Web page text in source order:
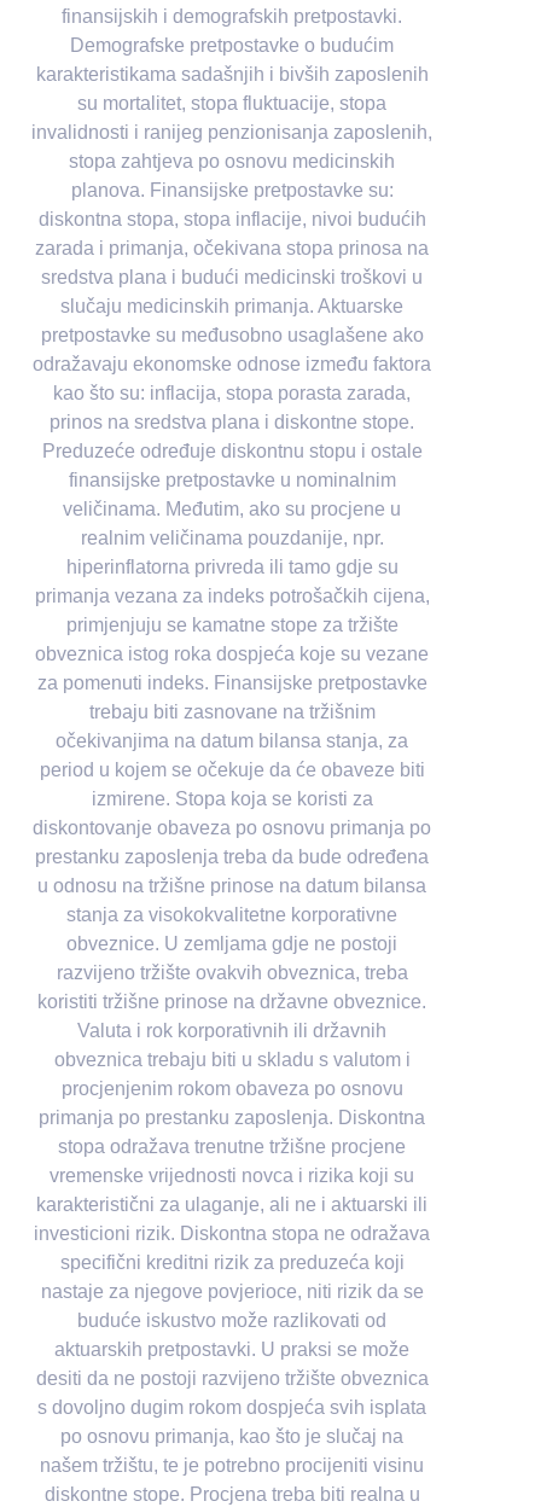
finansijskih i demografskih pretpostavki.
Demografske pretpostavke o budućim
karakteristikama sadašnjih i bivših zaposlenih
su mortalitet, stopa fluktuacije, stopa
invalidnosti i ranijeg penzionisanja zaposlenih,
stopa zahtjeva po osnovu medicinskih
planova. Finansijske pretpostavke su:
diskontna stopa, stopa inflacije, nivoi budućih
zarada i primanja, očekivana stopa prinosa na
sredstva plana i budući medicinski troškovi u
slučaju medicinskih primanja. Aktuarske
pretpostavke su međusobno usaglašene ako
odražavaju ekonomske odnose između faktora
kao što su: inflacija, stopa porasta zarada,
prinos na sredstva plana i diskontne stope.
Preduzeće određuje diskontnu stopu i ostale
finansijske pretpostavke u nominalnim
veličinama. Međutim, ako su procjene u
realnim veličinama pouzdanije, npr.
hiperinflatorna privreda ili tamo gdje su
primanja vezana za indeks potrošačkih cijena,
primjenjuju se kamatne stope za tržište
obveznica istog roka dospjeća koje su vezane
za pomenuti indeks. Finansijske pretpostavke
trebaju biti zasnovane na tržišnim
očekivanjima na datum bilansa stanja, za
period u kojem se očekuje da će obaveze biti
izmirene. Stopa koja se koristi za
diskontovanje obaveza po osnovu primanja po
prestanku zaposlenja treba da bude određena
u odnosu na tržišne prinose na datum bilansa
stanja za visokokvalitetne korporativne
obveznice. U zemljama gdje ne postoji
razvijeno tržište ovakvih obveznica, treba
koristiti tržišne prinose na državne obveznice.
Valuta i rok korporativnih ili državnih
obveznica trebaju biti u skladu s valutom i
procjenjenim rokom obaveza po osnovu
primanja po prestanku zaposlenja. Diskontna
stopa odražava trenutne tržišne procjene
vremenske vrijednosti novca i rizika koji su
karakteristični za ulaganje, ali ne i aktuarski ili
investicioni rizik. Diskontna stopa ne odražava
specifični kreditni rizik za preduzeća koji
nastaje za njegove povjerioce, niti rizik da se
buduće iskustvo može razlikovati od
aktuarskih pretpostavki. U praksi se može
desiti da ne postoji razvijeno tržište obveznica
s dovoljno dugim rokom dospjeća svih isplata
po osnovu primanja, kao što je slučaj na
našem tržištu, te je potrebno procijeniti visinu
diskontne stope. Procjena treba biti realna u